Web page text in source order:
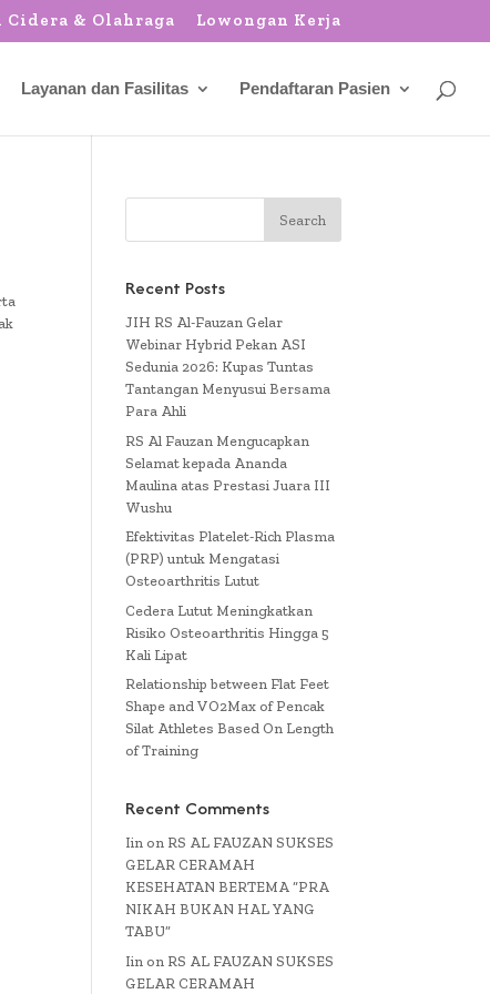
& Olahraga Lowongan Kerja
Layanan dan Fasilitas Pendaftaran Pasien
Recent Posts
JIH RS Al-Fauzan Gelar
Webinar Hybrid Pekan ASI
Sedunia 2026: Kupas Tuntas
Tantangan Menyusui Bersama
Para Ahli
RS Al Fauzan Mengucapkan
Selamat kepada Ananda
Maulina atas Prestasi Juara III
Wushu
Efektivitas Platelet-Rich Plasma
(PRP) untuk Mengatasi
Osteoarthritis Lutut
Cedera Lutut Meningkatkan
Risiko Osteoarthritis Hingga 5
Kali Lipat
Relationship between Flat Feet
Shape and VO2Max of Pencak
Silat Athletes Based On Length
of Training
Recent Comments
Iin on RS AL FAUZAN SUKSES
GELAR CERAMAH
KESEHATAN BERTEMA “PRA
NIKAH BUKAN HAL YANG
TABU”
Iin on RS AL FAUZAN SUKSES
GELAR CERAMAH